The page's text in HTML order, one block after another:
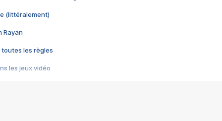
(littéralement)
Rayan
toutes les règles
les jeux vidéo